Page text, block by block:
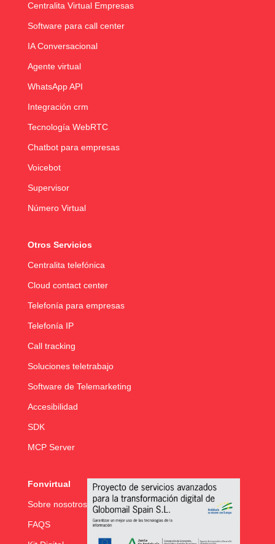
Centralita Virtual Empresas
Software para call center
IA Conversacional
Agente virtual
WhatsApp API
Integración crm
Tecnología WebRTC
Chatbot para empresas
Voicebot
Supervisor
Número Virtual
Otros Servicios
Centralita telefónica
Cloud contact center
Telefonía para empresas
Telefonía IP
Call tracking
Soluciones teletrabajo
Software de Telemarketing
Accesibilidad
SDK
MCP Server
Fonvirtual
Sobre nosotros
FAQS